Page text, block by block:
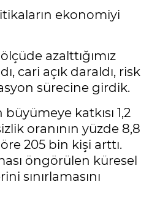
ekonomiyi
azalttığımız
cari açık daraldı, risk
sürecine girdik.
katkısı 1,2
oranının yüzde 8,8
205 bin kişi arttı.
öngörülen küresel
sınırlamasını